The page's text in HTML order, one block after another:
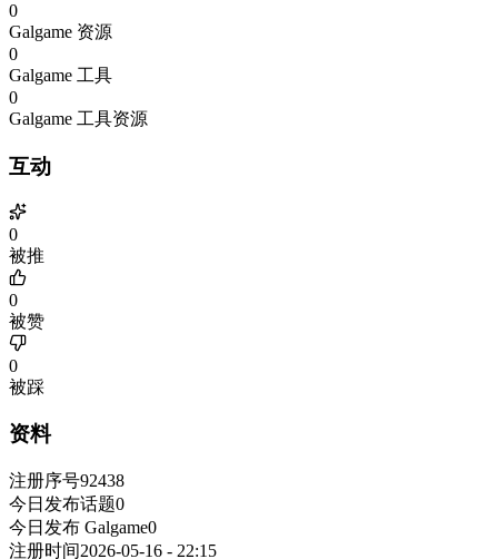
0
Galgame 资源
0
Galgame 工具
0
Galgame 工具资源
互动
0
被推
0
被赞
0
被踩
资料
注册序号92438
今日发布话题0
今日发布 Galgame0
注册时间2026-05-16 - 22:15